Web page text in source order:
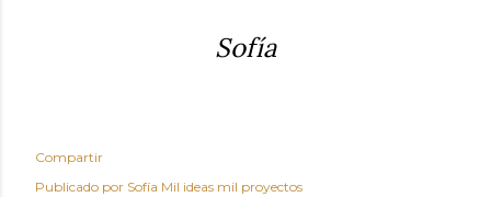
Sofía
Compartir
Publicado por Sofía Mil ideas mil proyectos